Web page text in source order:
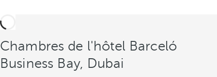
Chambres de l'hôtel Barceló
Business Bay, Dubai